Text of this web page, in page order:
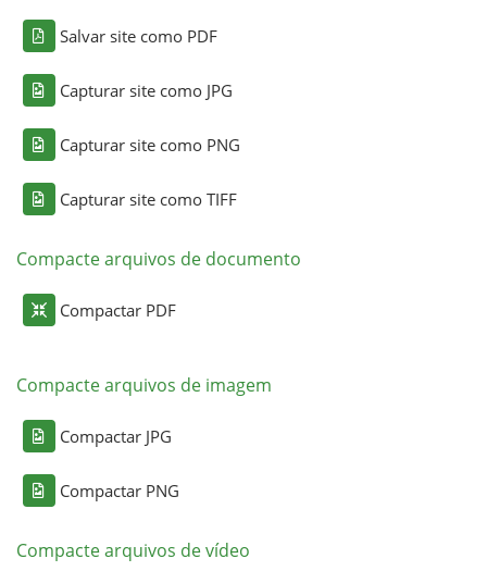
Salvar site como PDF
Capturar site como JPG
Capturar site como PNG
Capturar site como TIFF
Compacte arquivos de documento
Compactar PDF
Compacte arquivos de imagem
Compactar JPG
Compactar PNG
Compacte arquivos de vídeo